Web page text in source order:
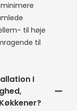
til høje
til
I